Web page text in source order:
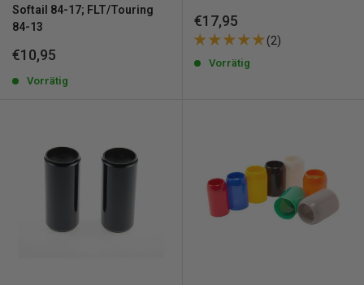
Softail 84-17; FLT/Touring
84-13
Sonderpreis
€10,95
Vorrätig
Sonderpreis
€17,95
(2)
Vorrätig